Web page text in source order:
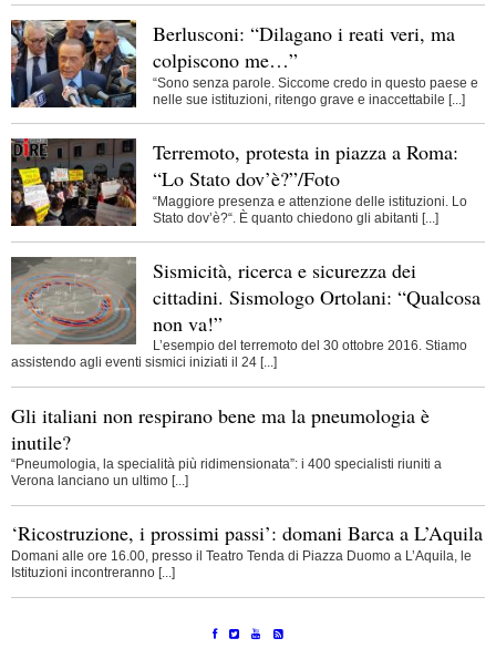
Berlusconi: “Dilagano i reati veri, ma
colpiscono me…”
“Sono senza parole. Siccome credo in questo paese e
nelle sue istituzioni, ritengo grave e inaccettabile [...]
Terremoto, protesta in piazza a Roma:
“Lo Stato dov’è?”/Foto
“Maggiore presenza e attenzione delle istituzioni. Lo
Stato dov’è?“. È quanto chiedono gli abitanti [...]
Sismicità, ricerca e sicurezza dei
cittadini. Sismologo Ortolani: “Qualcosa
non va!”
L’esempio del terremoto del 30 ottobre 2016. Stiamo
assistendo agli eventi sismici iniziati il 24 [...]
Gli italiani non respirano bene ma la pneumologia è
inutile?
“Pneumologia, la specialità più ridimensionata”: i 400 specialisti riuniti a
Verona lanciano un ultimo [...]
‘Ricostruzione, i prossimi passi’: domani Barca a L’Aquila
Domani alle ore 16.00, presso il Teatro Tenda di Piazza Duomo a L’Aquila, le
Istituzioni incontreranno [...]